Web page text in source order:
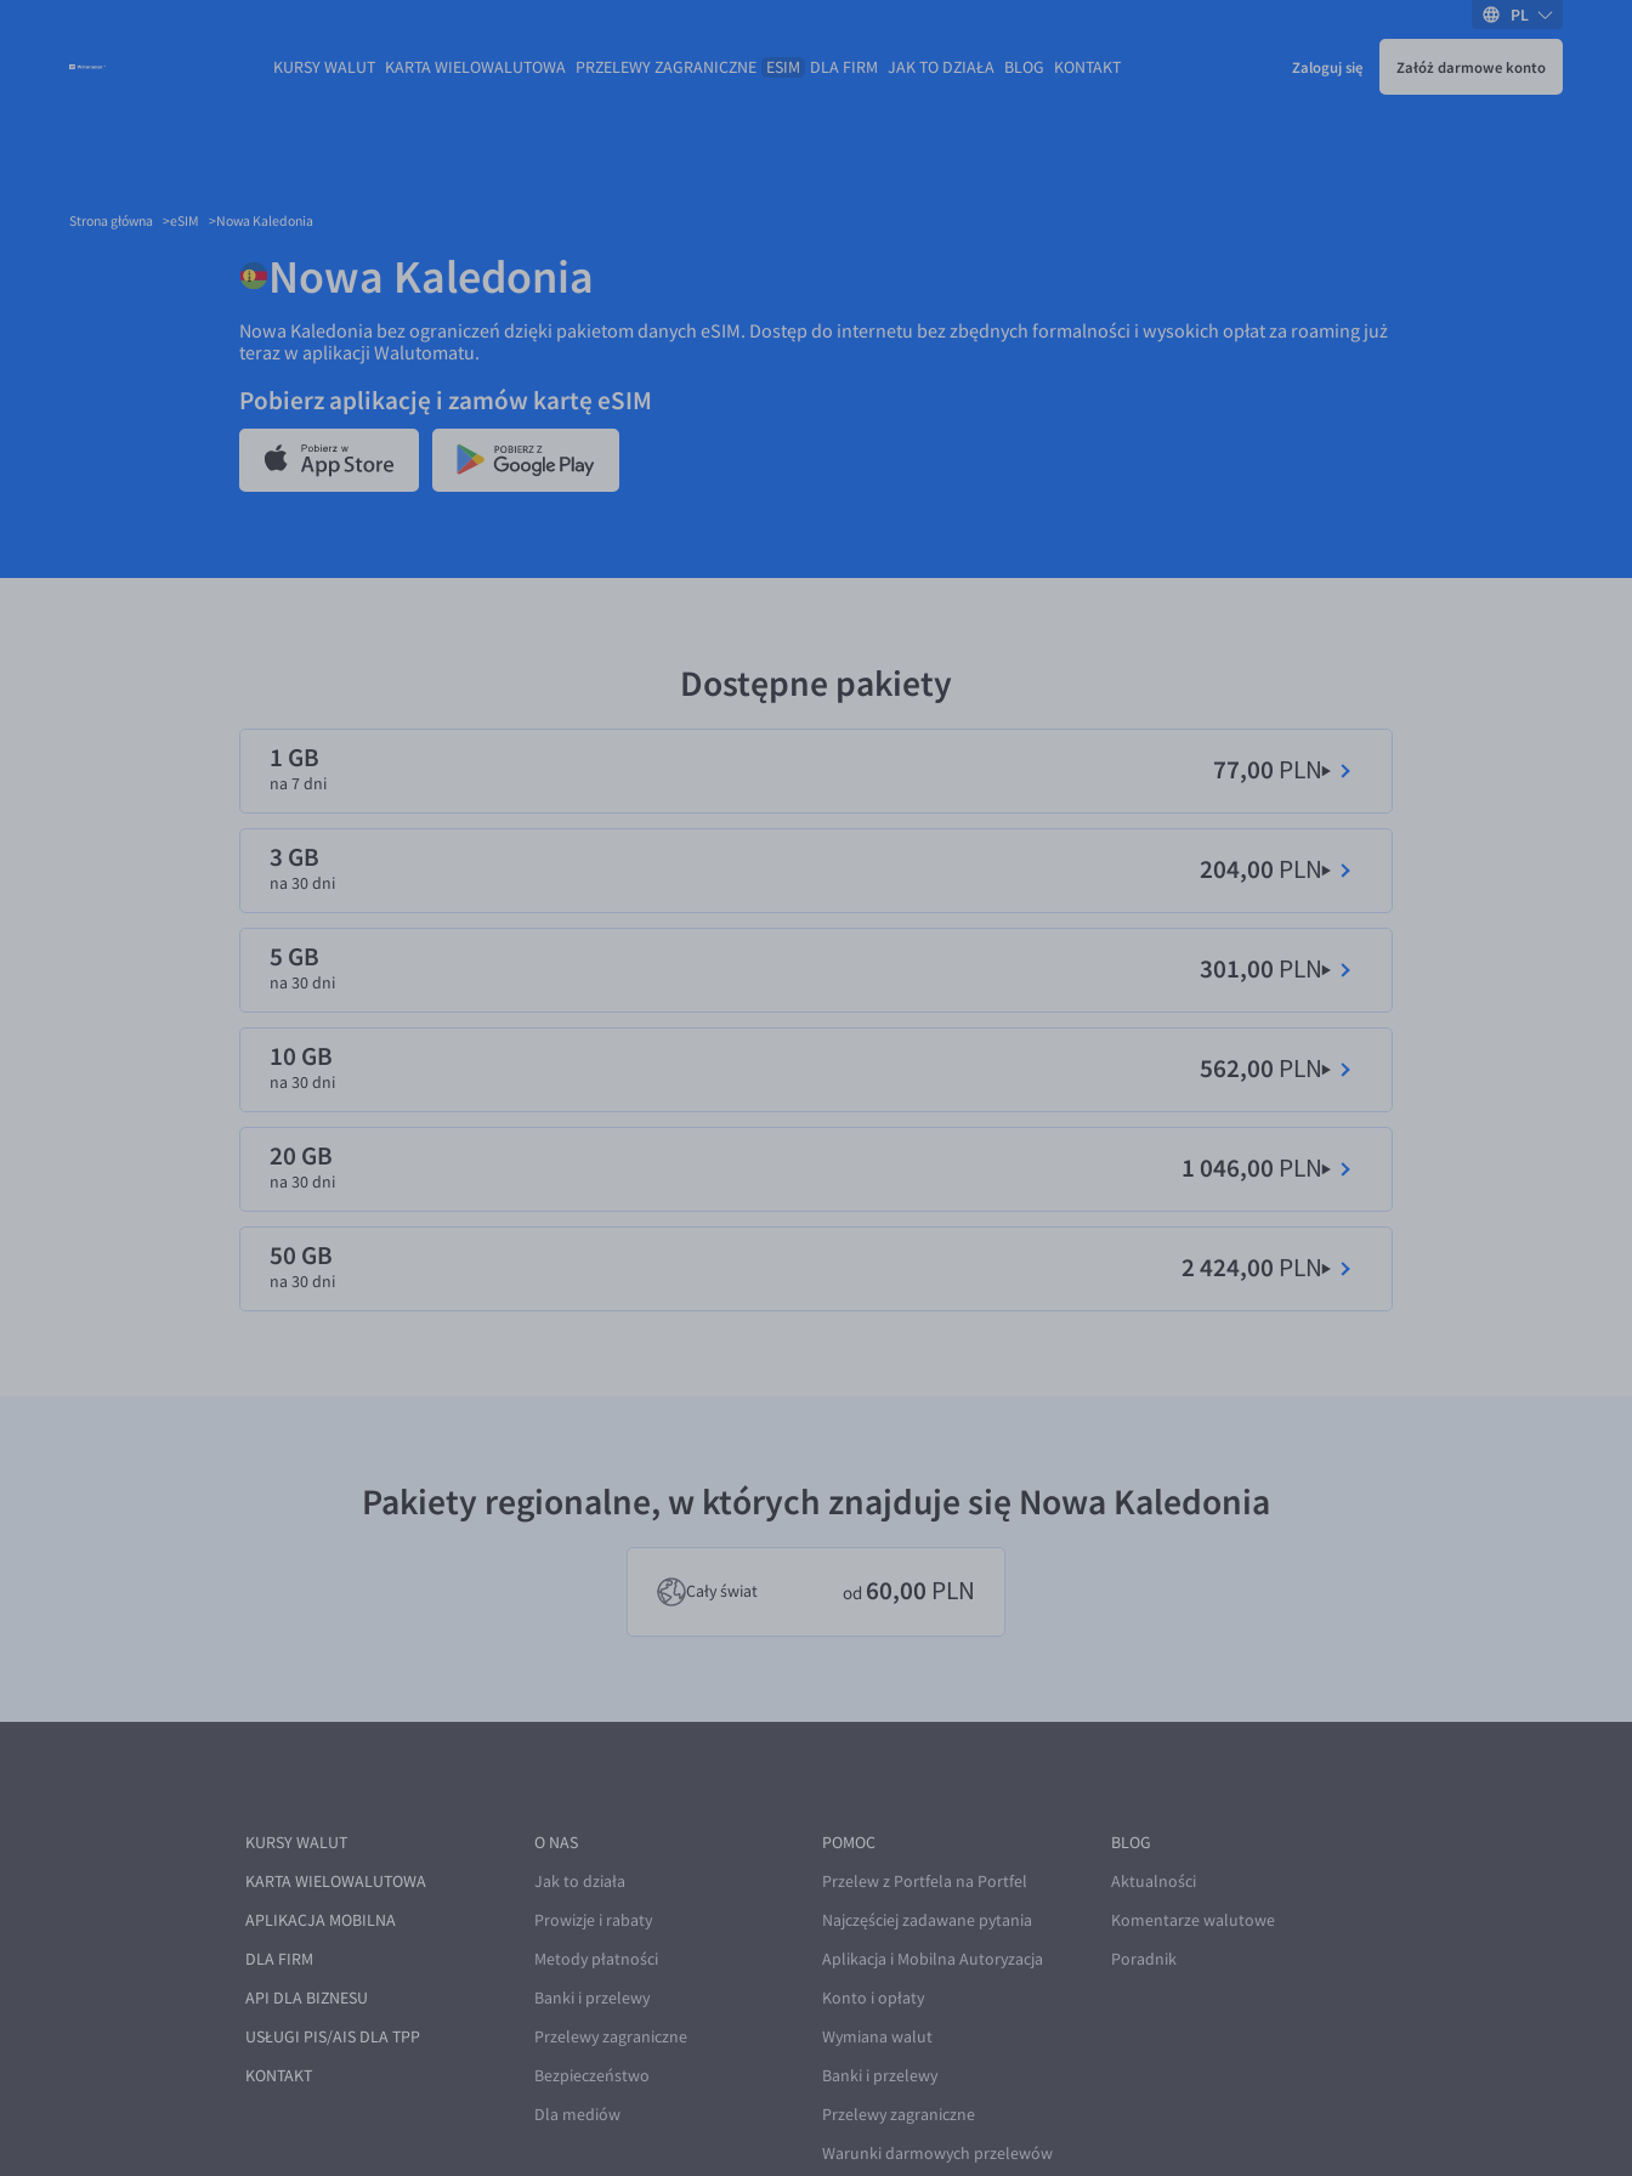
KURSY WALUT KARTA WIELOWALUTOWA PRZELEWY ZAGRANICZNE ESIM DLA FIRM JAK TO DZIAŁA BLOG KONTAKT Zaloguj się Załóż darmowe konto
PL
Strona główna eSIM Nowa Kaledonia
Nowa Kaledonia
Nowa Kaledonia bez ograniczeń dzięki pakietom danych eSIM. Dostęp do internetu bez zbędnych formalności i wysokich opłat za roaming już
teraz w aplikacji Walutomatu.
Pobierz aplikację i zamów kartę eSIM
Dostępne pakiety
1 GB
na 7 dni 77,00 PLN
3 GB
na 30 dni 204,00 PLN
5 GB
na 30 dni 301,00 PLN
10 GB
na 30 dni 562,00 PLN
20 GB
na 30 dni 1 046,00 PLN
50 GB
na 30 dni 2 424,00 PLN
Pakiety regionalne, w których znajduje się Nowa Kaledonia
Cały świat od 60,00 PLN
KURSY WALUT
KARTA WIELOWALUTOWA
APLIKACJA MOBILNA
DLA FIRM
API DLA BIZNESU
USŁUGI PIS/AIS DLA TPP
KONTAKT
O NAS
Jak to działa
Prowizje i rabaty
Metody płatności
Banki i przelewy
Przelewy zagraniczne
Bezpieczeństwo
Dla mediów
POMOC
Przelew z Portfela na Portfel
Najczęściej zadawane pytania
Aplikacja i Mobilna Autoryzacja
Konto i opłaty
Wymiana walut
Banki i przelewy
Przelewy zagraniczne
Warunki darmowych przelewów
BLOG
Aktualności
Komentarze walutowe
Poradnik